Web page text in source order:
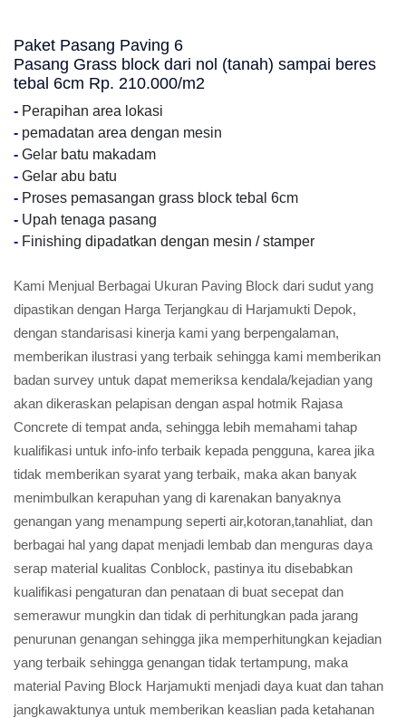
Paket Pasang Paving 6
Pasang Grass block dari nol (tanah) sampai beres
tebal 6cm Rp. 210.000/m2
- Perapihan area lokasi
- pemadatan area dengan mesin
- Gelar batu makadam
- Gelar abu batu
- Proses pemasangan grass block tebal 6cm
- Upah tenaga pasang
- Finishing dipadatkan dengan mesin / stamper
Kami Menjual Berbagai Ukuran Paving Block dari sudut yang
dipastikan dengan Harga Terjangkau di Harjamukti Depok,
dengan standarisasi kinerja kami yang berpengalaman,
memberikan ilustrasi yang terbaik sehingga kami memberikan
badan survey untuk dapat memeriksa kendala/kejadian yang
akan dikeraskan pelapisan dengan aspal hotmik Rajasa
Concrete di tempat anda, sehingga lebih memahami tahap
kualifikasi untuk info-info terbaik kepada pengguna, karea jika
tidak memberikan syarat yang terbaik, maka akan banyak
menimbulkan kerapuhan yang di karenakan banyaknya
genangan yang menampung seperti air,kotoran,tanahliat, dan
berbagai hal yang dapat menjadi lembab dan menguras daya
serap material kualitas Conblock, pastinya itu disebabkan
kualifikasi pengaturan dan penataan di buat secepat dan
semerawur mungkin dan tidak di perhitungkan pada jarang
penurunan genangan sehingga jika memperhitungkan kejadian
yang terbaik sehingga genangan tidak tertampung, maka
material Paving Block Harjamukti menjadi daya kuat dan tahan
jangkawaktunya untuk memberikan keaslian pada ketahanan